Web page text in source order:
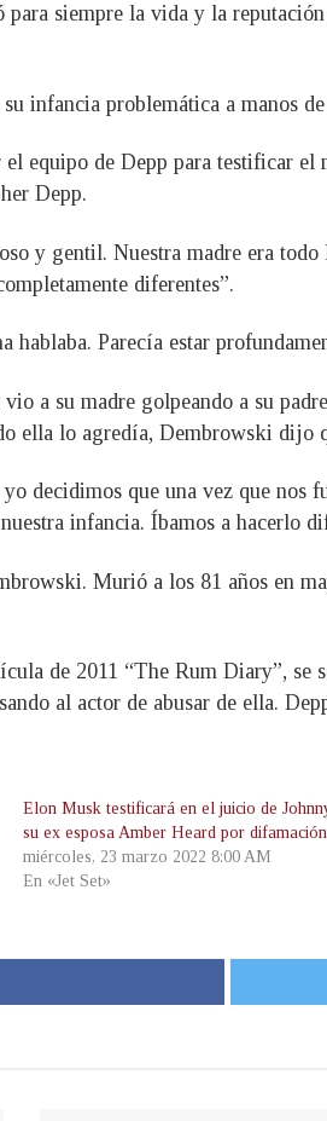
siempre la vida y la
infancia problemática a manos
equipo de Depp para testificar
Depp.
y gentil. Nuestra madre era
diferentes”.
hablaba. Parecía estar
a su madre golpeando a su
ella lo agredía, Dembrowski dijo
decidimos que una vez que nos
infancia. Íbamos a hacerlo
Murió a los 81 años en
de 2011 “The Rum Diary”, se
al actor de abusar de ella.
Elon Musk testificará en el juicio de
su ex esposa Amber Heard por difamación
miércoles, 23 marzo 2022 8:00 AM
En «Jet Set»